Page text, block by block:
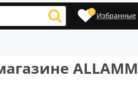
0 Избранные